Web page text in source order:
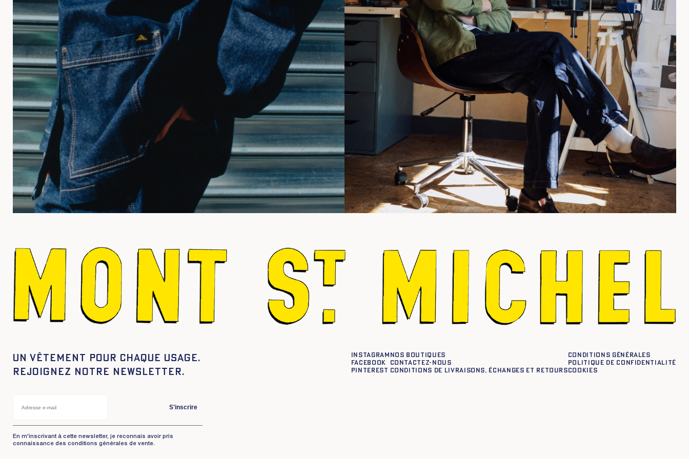
Un vêtement pour chaque usage.
Rejoignez notre newsletter.
S'inscrire
En m'inscrivant à cette newsletter, je reconnais avoir pris
connaissance des conditions générales de vente.
Instagram
Facebook
Pinterest
Nos boutiques
Contactez-nous
Conditions de livraisons, échanges et retours
Conditions générales
Politique de confidentialité
Cookies